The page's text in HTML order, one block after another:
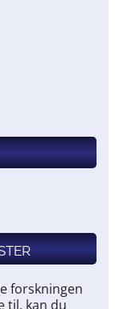
forskningen
til, kan du